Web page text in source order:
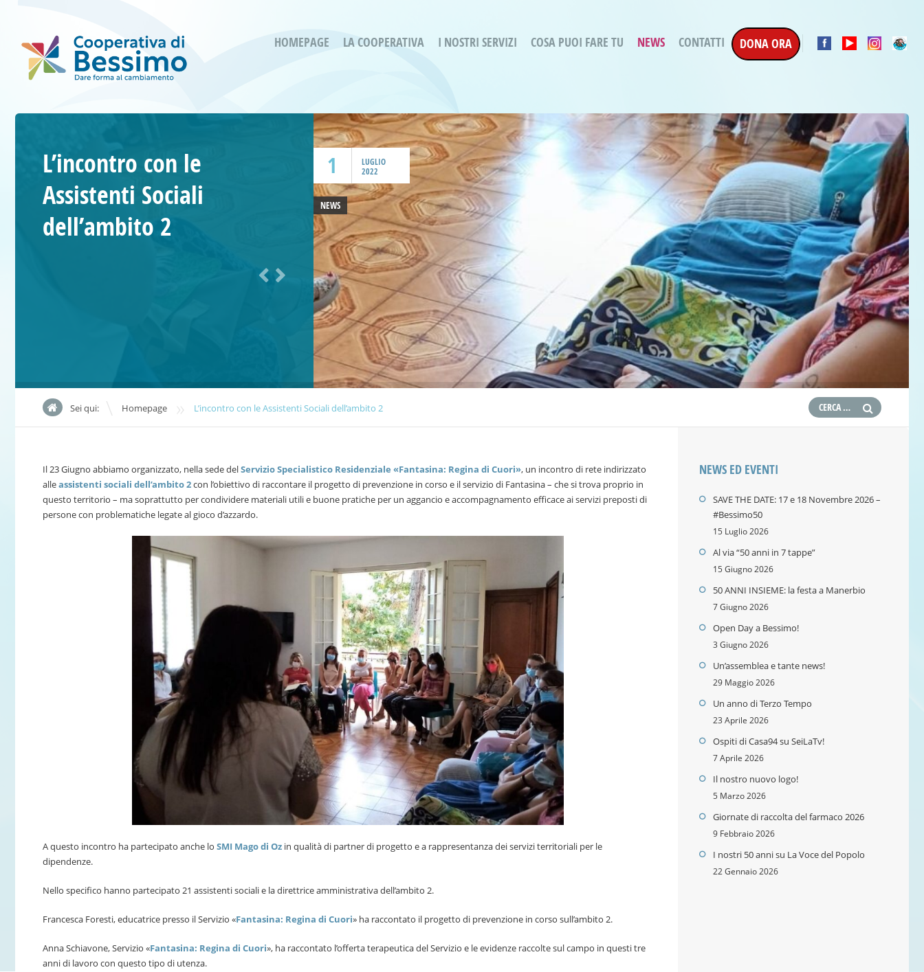
HOMEPAGE LA COOPERATIVA I NOSTRI SERVIZI
Bessimo Due
Servizio Fantasina:
Regina di Cuori
Servizi di Inclusione Sociale
SMI Gli Acrobati – Lallio
Housing Sociale
ergoterapica
Oltre la Terapia
Progetti in corso
Progetti conclusi
COSA PUOI FARE TU NEWS CONTATTI DONA ORA
1
LUGLIO
2022
L’incontro con le
Assistenti Sociali
dell’ambito 2
NEWS
Sei qui: Homepage » L’incontro con le Assistenti Sociali dell’ambito 2
Il 23 Giugno abbiamo organizzato, nella sede delServizio Specialistico Residenziale «Fantasina: Regina di Cuori», un incontro di rete indirizzato
alleassistenti sociali dell’ambito 2con l’obiettivo di raccontare il progetto di prevenzione in corso e il servizio di Fantasina – che si trova proprio in
questo territorio – ma soprattutto per condividere materiali utili e buone pratiche per un aggancio e accompagnamento efficace ai servizi preposti di
persone con problematiche legate al gioco d’azzardo.
A questo incontro ha partecipato anche lo SMI Mago di Oz in qualità di partner di progetto e a rappresentanza dei servizi territoriali per le
dipendenze.
Nello specifico hanno partecipato 21 assistenti sociali e la direttrice amministrativa dell’ambito 2.
Francesca Foresti, educatrice presso il Servizio «Fantasina: Regina di Cuori» ha raccontato il progetto di prevenzione in corso sull’ambito 2.
Anna Schiavone, Servizio «Fantasina: Regina di Cuori», ha raccontato l’offerta terapeutica del Servizio e le evidenze raccolte sul campo in questi tre
anni di lavoro con questo tipo di utenza.
NEWS ED EVENTI
SAVE THE DATE: 17 e 18 Novembre 2026 –
#Bessimo50
15 Luglio 2026
Al via “50 anni in 7 tappe”
15 Giugno 2026
50 ANNI INSIEME: la festa a Manerbio
7 Giugno 2026
Open Day a Bessimo!
3 Giugno 2026
Un’assemblea e tante news!
29 Maggio 2026
Un anno di Terzo Tempo
23 Aprile 2026
Ospiti di Casa94 su SeiLaTv!
7 Aprile 2026
Il nostro nuovo logo!
5 Marzo 2026
Giornate di raccolta del farmaco 2026
9 Febbraio 2026
I nostri 50 anni su La Voce del Popolo
22 Gennaio 2026